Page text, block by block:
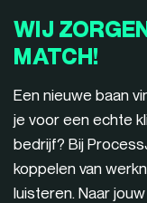
WIJ
MATCH!
Een nieuwe baan
je voor een echte
bedrijf? Bij
koppelen van
luisteren. Naar